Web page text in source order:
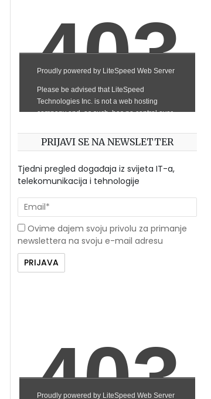
PRIJAVI SE NA NEWSLETTER
Tjedni pregled događaja iz svijeta IT-a,
telekomunikacija i tehnologije
Ovime dajem svoju privolu za primanje
newslettera na svoju e-mail adresu